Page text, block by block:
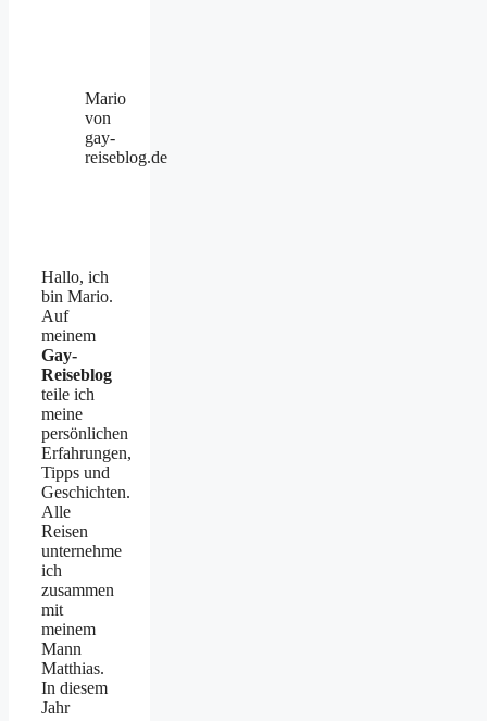
Mario
von
gay-
reiseblog.de
Hallo, ich
bin Mario.
Auf
meinem
Gay-
Reiseblog
teile ich
meine
persönlichen
Erfahrungen,
Tipps und
Geschichten.
Alle
Reisen
unternehme
ich
zusammen
mit
meinem
Mann
Matthias.
In diesem
Jahr